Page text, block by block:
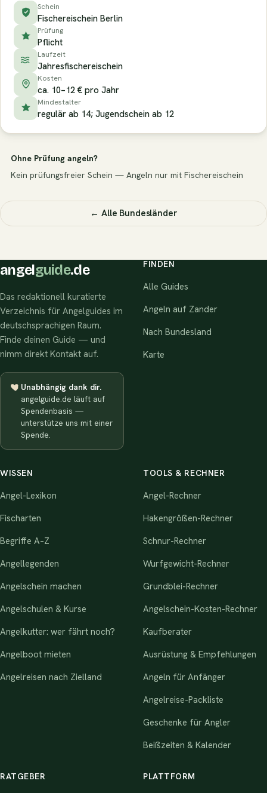
Schein
Fischereischein Berlin
Prüfung
Pflicht
Laufzeit
Jahresfischereischein
Kosten
ca. 10–12 € pro Jahr
Mindestalter
regulär ab 14; Jugendschein ab 12
Ohne Prüfung angeln?
Kein prüfungsfreier Schein — Angeln nur mit Fischereischein
← Alle Bundesländer
angelguide.de
Das redaktionell kuratierte
Verzeichnis für Angelguides im
deutschsprachigen Raum.
Finde deinen Guide — und
nimm direkt Kontakt auf.
Unabhängig dank dir.
angelguide.de läuft auf
Spendenbasis —
unterstütze uns mit einer
Spende.
FINDEN
Alle Guides
Angeln auf Zander
Nach Bundesland
Karte
WISSEN
Angel-Lexikon
Fischarten
Begriffe A–Z
Angellegenden
Angelschein machen
Angelschulen & Kurse
Angelkutter: wer fährt noch?
Angelboot mieten
Angelreisen nach Zielland
TOOLS & RECHNER
Angel-Rechner
Hakengrößen-Rechner
Schnur-Rechner
Wurfgewicht-Rechner
Grundblei-Rechner
Angelschein-Kosten-Rechner
Kaufberater
Ausrüstung & Empfehlungen
Angeln für Anfänger
Angelreise-Packliste
Geschenke für Angler
Beißzeiten & Kalender
RATGEBER PLATTFORM